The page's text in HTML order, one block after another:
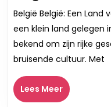
de
en
Cultuur
van
België
België België: Een
een klein land gelegen
bekend om zijn rijke
bruisende cultuur. Met
Lees MeerLees
Meer